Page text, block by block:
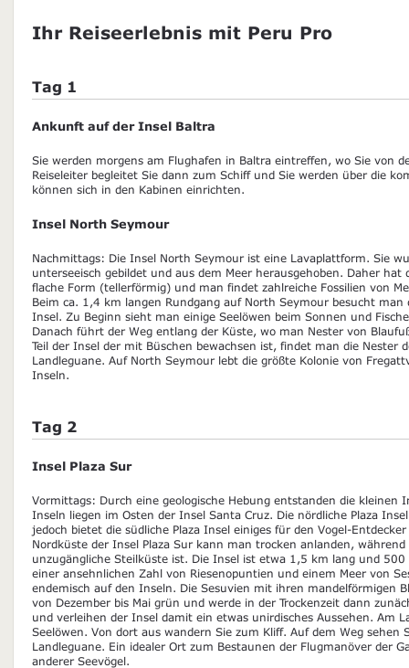
Ihr Reiseerlebnis mit Peru Pro
Tag 1
Ankunft auf der Insel Baltra
Sie werden morgens am Flughafen in Baltra eintreffen, wo Sie von
Reiseleiter begleitet Sie dann zum Schiff und Sie werden über die
können sich in den Kabinen einrichten.
Insel North Seymour
Nachmittags: Die Insel North Seymour ist eine Lavaplattform. Sie
unterseeisch gebildet und aus dem Meer herausgehoben. Daher hat
flache Form (tellerförmig) und man findet zahlreiche Fossilien von
Beim ca. 1,4 km langen Rundgang auf North Seymour besucht man
Insel. Zu Beginn sieht man einige Seelöwen beim Sonnen und
Danach führt der Weg entlang der Küste, wo man Nester von
Teil der Insel der mit Büschen bewachsen ist, findet man die Nester
Landleguane. Auf North Seymour lebt die größte Kolonie von
Inseln.
Tag 2
Insel Plaza Sur
Vormittags: Durch eine geologische Hebung entstanden die kleinen
Inseln liegen im Osten der Insel Santa Cruz. Die nördliche Plaza
jedoch bietet die südliche Plaza Insel einiges für den Vogel-
Nordküste der Insel Plaza Sur kann man trocken anlanden,
unzugängliche Steilküste ist. Die Insel ist etwa 1,5 km lang und
einer ansehnlichen Zahl von Riesenopuntien und einem Meer von
endemisch auf den Inseln. Die Sesuvien mit ihren mandelförmigen
von Dezember bis Mai grün und werde in der Trockenzeit dann
und verleihen der Insel damit ein etwas unirdisches Aussehen. Am
Seelöwen. Von dort aus wandern Sie zum Kliff. Auf dem Weg sehen
Landleguane. Ein idealer Ort zum Bestaunen der Flugmanöver der
anderer Seevögel.